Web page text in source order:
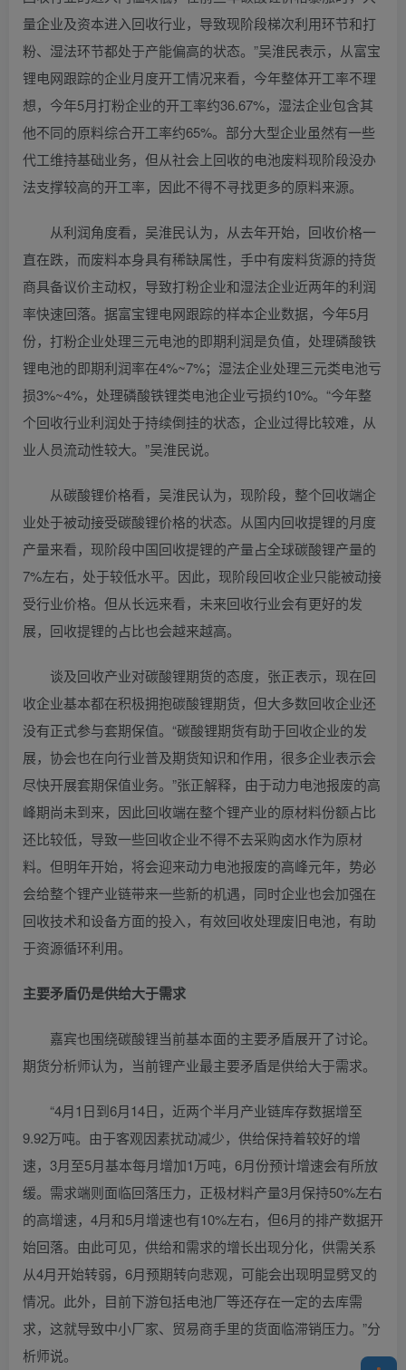
量企业及资本进入回收行业，导致现阶段梯次利用环节和打
粉、湿法环节都处于产能偏高的状态。”吴淮民表示，从富宝
锂电网跟踪的企业月度开工情况来看，今年整体开工率不理
想，今年5月打粉企业的开工率约36.67%，湿法企业包含其
他不同的原料综合开工率约65%。部分大型企业虽然有一些
代工维持基础业务，但从社会上回收的电池废料现阶段没办
法支撑较高的开工率，因此不得不寻找更多的原料来源。
从利润角度看，吴淮民认为，从去年开始，回收价格一
直在跌，而废料本身具有稀缺属性，手中有废料货源的持货
商具备议价主动权，导致打粉企业和湿法企业近两年的利润
率快速回落。据富宝锂电网跟踪的样本企业数据，今年5月
份，打粉企业处理三元电池的即期利润是负值，处理磷酸铁
锂电池的即期利润率在4%~7%；湿法企业处理三元类电池亏
损3%~4%，处理磷酸铁锂类电池企业亏损约10%。“今年整
个回收行业利润处于持续倒挂的状态，企业过得比较难，从
业人员流动性较大。”吴淮民说。
从碳酸锂价格看，吴淮民认为，现阶段，整个回收端企
业处于被动接受碳酸锂价格的状态。从国内回收提锂的月度
产量来看，现阶段中国回收提锂的产量占全球碳酸锂产量的
7%左右，处于较低水平。因此，现阶段回收企业只能被动接
受行业价格。但从长远来看，未来回收行业会有更好的发
展，回收提锂的占比也会越来越高。
谈及回收产业对碳酸锂期货的态度，张正表示，现在回
收企业基本都在积极拥抱碳酸锂期货，但大多数回收企业还
没有正式参与套期保值。“碳酸锂期货有助于回收企业的发
展，协会也在向行业普及期货知识和作用，很多企业表示会
尽快开展套期保值业务。”张正解释，由于动力电池报废的高
峰期尚未到来，因此回收端在整个锂产业的原材料份额占比
还比较低，导致一些回收企业不得不去采购卤水作为原材
料。但明年开始，将会迎来动力电池报废的高峰元年，势必
会给整个锂产业链带来一些新的机遇，同时企业也会加强在
回收技术和设备方面的投入，有效回收处理废旧电池，有助
于资源循环利用。
主要矛盾仍是供给大于需求
嘉宾也围绕碳酸锂当前基本面的主要矛盾展开了讨论。
期货分析师认为，当前锂产业最主要矛盾是供给大于需求。
“4月1日到6月14日，近两个半月产业链库存数据增至
9.92万吨。由于客观因素扰动减少，供给保持着较好的增
速，3月至5月基本每月增加1万吨，6月份预计增速会有所放
缓。需求端则面临回落压力，正极材料产量3月保持50%左右
的高增速，4月和5月增速也有10%左右，但6月的排产数据开
始回落。由此可见，供给和需求的增长出现分化，供需关系
从4月开始转弱，6月预期转向悲观，可能会出现明显劈叉的
情况。此外，目前下游包括电池厂等还存在一定的去库需
求，这就导致中小厂家、贸易商手里的货面临滞销压力。”分
析师说。